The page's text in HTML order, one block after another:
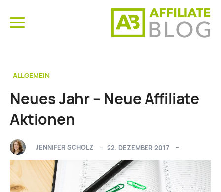
ALLGEMEIN
Neues Jahr – Neue Affiliate
Aktionen
JENNIFER SCHOLZ 22. DEZEMBER 2017